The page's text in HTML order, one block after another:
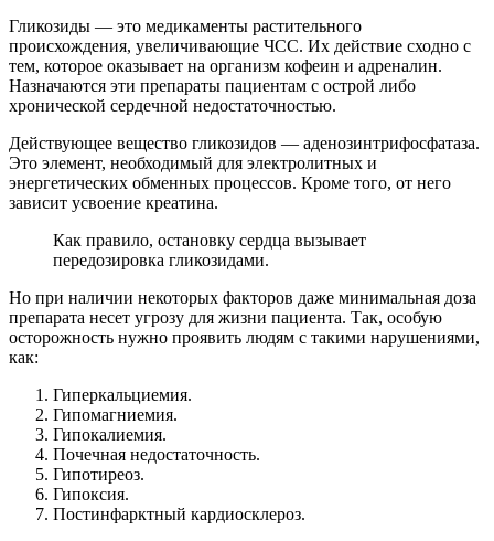
Гликозиды — это медикаменты растительного
происхождения, увеличивающие ЧСС. Их действие сходно с
тем, которое оказывает на организм кофеин и адреналин.
Назначаются эти препараты пациентам с острой либо
хронической сердечной недостаточностью.
Действующее вещество гликозидов — аденозинтрифосфатаза.
Это элемент, необходимый для электролитных и
энергетических обменных процессов. Кроме того, от него
зависит усвоение креатина.
Как правило, остановку сердца вызывает
передозировка гликозидами.
Но при наличии некоторых факторов даже минимальная доза
препарата несет угрозу для жизни пациента. Так, особую
осторожность нужно проявить людям с такими нарушениями,
как:
Гиперкальциемия.
Гипомагниемия.
Гипокалиемия.
Почечная недостаточность.
Гипотиреоз.
Гипоксия.
Постинфарктный кардиосклероз.